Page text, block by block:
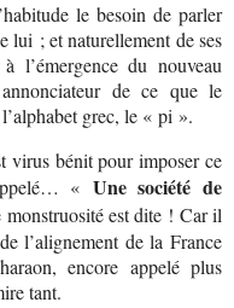
le besoin de parler
lui ; et naturellement de ses
l’émergence du nouveau
de ce que le
grec, le « pi ».
virus bénit pour imposer ce
« Une société de
monstruosité est dite ! Car il
l’alignement de la France
encore appelé plus
tant.